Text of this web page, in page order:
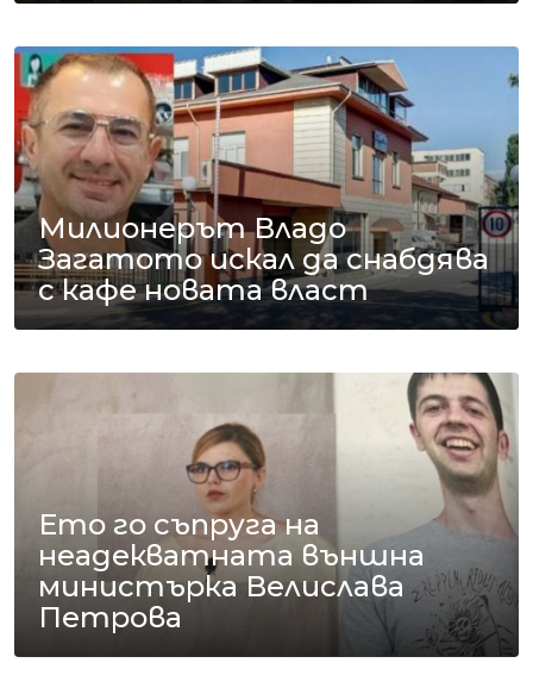
Милионерът Владо
Загатото искал да снабдява
с кафе новата власт
Ето го съпруга на
неадекватната външна
министърка Велислава
Петрова